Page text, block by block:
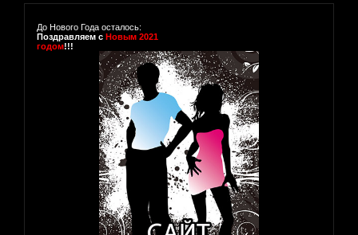
До Нового Года осталось:
Поздравляем с Новым 2021
годом!!!